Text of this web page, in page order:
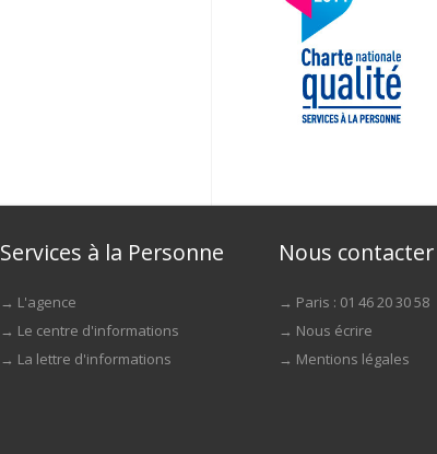
Services à la Personne
→ L'agence
→ Le centre d'informations
→ La lettre d'informations
Nous contacter
→ Paris : 01 46 20 30 58
→ Nous écrire
→ Mentions légales